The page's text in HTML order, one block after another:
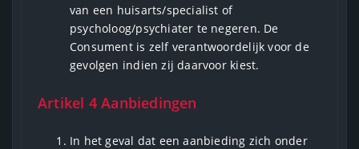
van een huisarts/specialist of
psycholoog/psychiater te negeren. De
Consument is zelf verantwoordelijk voor de
gevolgen indien zij daarvoor kiest.
Artikel 4 Aanbiedingen
In het geval dat een aanbieding zich onder